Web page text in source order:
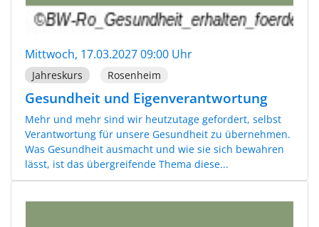
Mittwoch, 17.03.2027 09:00 Uhr
Jahreskurs Rosenheim
Gesundheit und Eigenverantwortung
Mehr und mehr sind wir heutzutage gefordert, selbst
Verantwortung für unsere Gesundheit zu übernehmen.
Was Gesundheit ausmacht und wie sie sich bewahren
lässt, ist das übergreifende Thema diese...